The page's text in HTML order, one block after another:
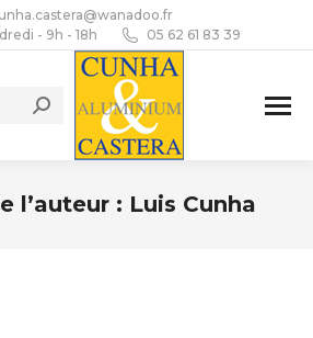
- 9h - 18h
05 62 61 83 39
l’auteur : Luis Cunha